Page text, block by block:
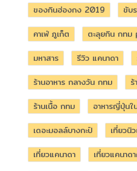
ของกินฮ่องกง 2019
ขับ
คาเฟ่ ภูเก็ต
ตะลุยกิน กทม
มหาสาร
รีวิว แคนาดา
ร้านอาหาร กลางวัน กทม
ร้านเนื้อ กทม
อาหารญี่ปุ่นใ
เดอะมอลล์บางกะปิ
เที่ยว
เที่ยวแคนาดา
เที่ยวแคนาด